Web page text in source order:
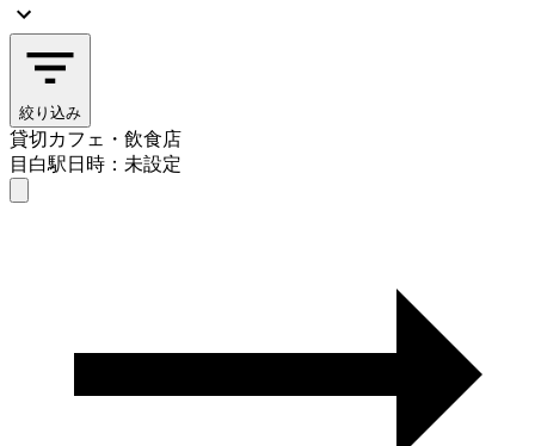
絞り込み
貸切カフェ・飲食店
目白駅日時：未設定